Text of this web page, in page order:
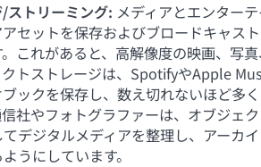
ストリーミング: メディアとエンター
セットを保存およびブロードキャス
これがあると、高解像度の映画、写
トストレージは、SpotifyやApple
ックを保存し、数え切れないほど多
社やフォトグラファーは、オブジェ
デジタルメディアを整理し、アーカ
うにしています。